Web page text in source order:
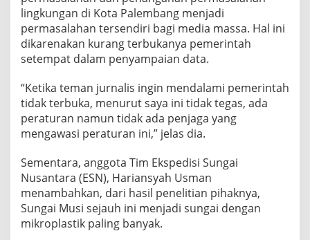
lingkungan di Kota Palembang menjadi
permasalahan tersendiri bagi media massa. Hal ini
dikarenakan kurang terbukanya pemerintah
setempat dalam penyampaian data.
“Ketika teman jurnalis ingin mendalami pemerintah
tidak terbuka, menurut saya ini tidak tegas, ada
peraturan namun tidak ada penjaga yang
mengawasi peraturan ini,” jelas dia.
Sementara, anggota Tim Ekspedisi Sungai
Nusantara (ESN), Hariansyah Usman
menambahkan, dari hasil penelitian pihaknya,
Sungai Musi sejauh ini menjadi sungai dengan
mikroplastik paling banyak.